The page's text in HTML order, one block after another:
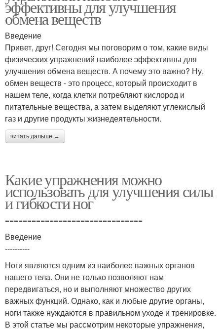
эффективны для улучшения
обмена веществ
Введение
Привет, друг! Сегодня мы поговорим о том, какие виды
физических упражнений наиболее эффективны для
улучшения обмена веществ. А почему это важно? Ну,
обмен веществ - это процесс, который происходит в
нашем теле, когда клетки потребляют кислород и
питательные вещества, а затем выделяют углекислый
газ и другие продукты жизнедеятельности.
читать дальше →
Какие упражнения можно
использовать для улучшения силы
и гибкости ног
===============================
Введение
----------
Ноги являются одним из наиболее важных органов
нашего тела. Они не только позволяют нам
передвигаться, но и выполняют множество других
важных функций. Однако, как и любые другие органы,
ноги также нуждаются в правильном уходе и тренировке.
В этой статье мы рассмотрим некоторые упражнения,